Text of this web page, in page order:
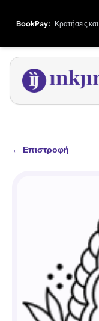
BookPay: Κρατήσεις
← Επιστροφή